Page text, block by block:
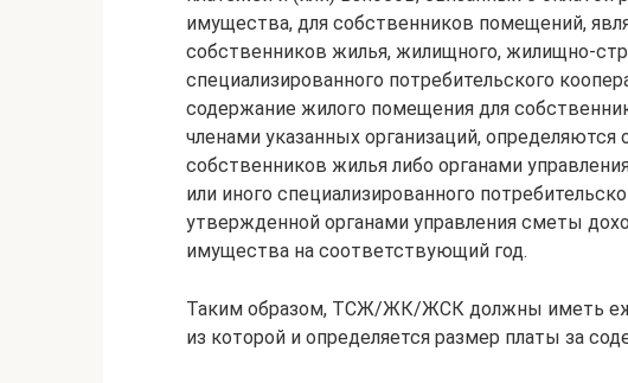
имущества, для собственников помещений,
собственников жилья, жилищного, жилищно-
специализированного потребительского
содержание жилого помещения для
членами указанных организаций,
собственников жилья либо органами
или иного специализированного
утвержденной органами управления сметы
имущества на соответствующий год.
Таким образом, ТСЖ/ЖК/ЖСК должны иметь
из которой и определяется размер платы за